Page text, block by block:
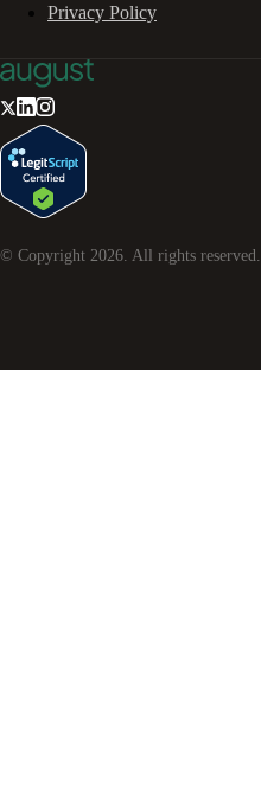
Privacy Policy
© Copyright 2026. All rights reserved.